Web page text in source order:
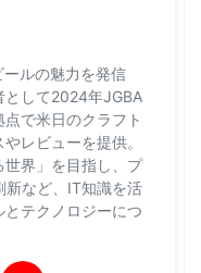
ルの魅力を発信
として2024年JGBA
で米日のクラフト
レビューを提供。
世界」を目指し、プ
新など、IT知識を活
テクノロジーにつ